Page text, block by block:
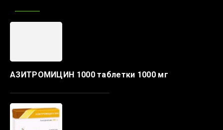
АЗИТРОМИЦИН 1000 таблетки 1000 мг